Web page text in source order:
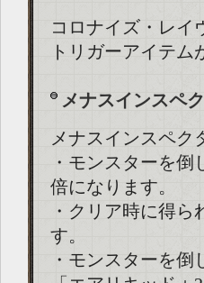
コロナイズ・レイ
トリガーアイテ
メナスインスペ
メナスインスペク
・モンスターを
倍になります。
・クリア時に得
す。
・モンスターを